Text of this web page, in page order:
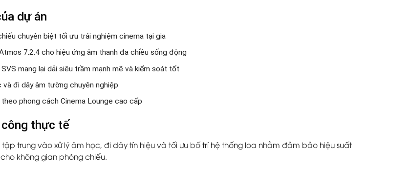
dự án
chuyên biệt tối ưu trải nghiệm cinema tại gia
7.2.4 cho hiệu ứng âm thanh đa chiều sống động
mang lại dải siêu trầm mạnh mẽ và kiểm soát tốt
và đi dây âm tường chuyên nghiệp
phong cách Cinema Lounge cao cấp
thực tế
trung vào xử lý âm học, đi dây tín hiệu và tối ưu bố trí hệ thống loa nhằm đảm bảo hiệu suất
không gian phòng chiếu.